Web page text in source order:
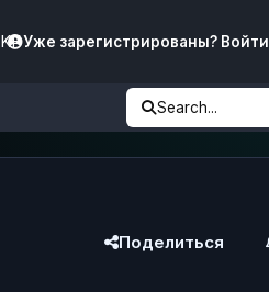
Уже зарегистрированы? Войти
Search...
Поделиться